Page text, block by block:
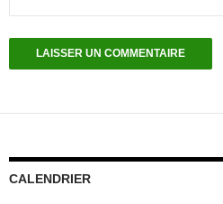
CALENDRIER